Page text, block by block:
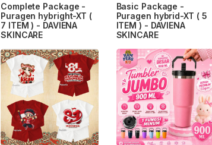
Complete Package -
Puragen hybright-XT (
7 ITEM ) - DAVIENA
SKINCARE
Basic Package -
Puragen hybrid-XT ( 5
ITEM ) - DAVIENA
SKINCARE